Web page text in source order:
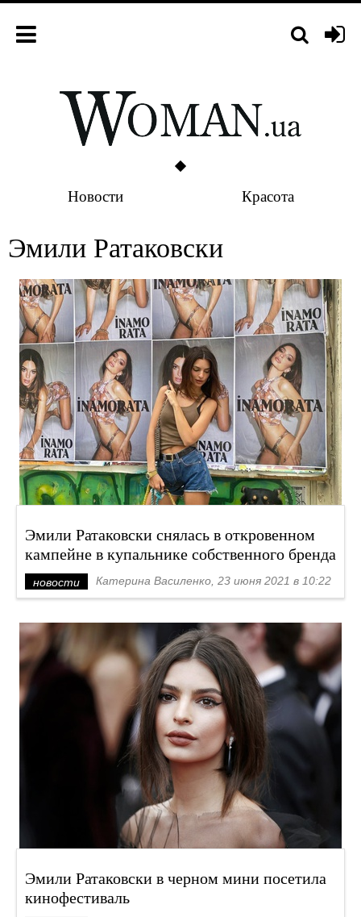
Новости Красота
Эмили Ратаковски
Эмили Ратаковски снялась в откровенном
кампейне в купальнике собственного бренда
новости Катерина Василенко, 23 июня 2021 в 10:22
Эмили Ратаковски в черном мини посетила
кинофестиваль